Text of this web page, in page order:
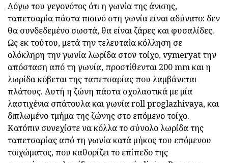
Λόγω του γεγονότος ότι η γωνία της άνισης,
ταπετσαρία πάστα πισινό στη γωνία είναι αδύνατο: δεν
θα συνδεδεμένο σωστά, θα είναι ζάρες και φυσαλίδες.
Ως εκ τούτου, μετά την τελευταία κόλληση σε
ολόκληρη την γωνία λωρίδα στον τοίχο, vymeryat την
απόσταση από τη γωνία, προστίθενται 200 mm και η
λωρίδα κόβεται της ταπετσαρίας που λαμβάνεται
πλάτους. Αυτή η ζώνη πάστα σχολαστικά με μία
λαστιχένια σπάτουλα και γωνία roll proglazhivaya, και
διπλωμένο τμήμα της ζώνης στο επόμενο τοίχο.
Κατόπιν συνεχίστε να κόλλα το σύνολο λωρίδα της
ταπετσαρίας από τη γωνία κατά μήκος του επόμενου
τοιχώματος, που καθορίζει το επίπεδο της